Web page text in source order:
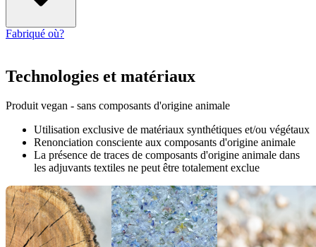
Fabriqué où?
Technologies et matériaux
Produit vegan - sans composants d'origine animale
Utilisation exclusive de matériaux synthétiques et/ou végétaux
Renonciation consciente aux composants d'origine animale
La présence de traces de composants d'origine animale dans
les adjuvants textiles ne peut être totalement exclue